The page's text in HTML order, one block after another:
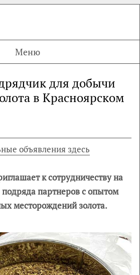
Меню
для добычи
в Красноярском
объявления здесь
к сотрудничеству на
подряда партнеров с опытом
месторождений золота.